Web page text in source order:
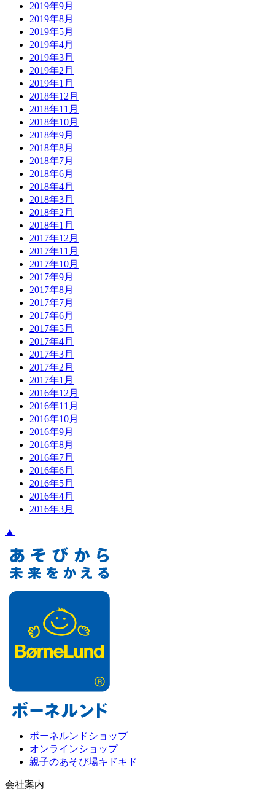
2019年9月
2019年8月
2019年5月
2019年4月
2019年3月
2019年2月
2019年1月
2018年12月
2018年11月
2018年10月
2018年9月
2018年8月
2018年7月
2018年6月
2018年4月
2018年3月
2018年2月
2018年1月
2017年12月
2017年11月
2017年10月
2017年9月
2017年8月
2017年7月
2017年6月
2017年5月
2017年4月
2017年3月
2017年2月
2017年1月
2016年12月
2016年11月
2016年10月
2016年9月
2016年8月
2016年7月
2016年6月
2016年5月
2016年4月
2016年3月
▲
ボーネルンドショップ
オンラインショップ
親子のあそび場キドキド
会社案内